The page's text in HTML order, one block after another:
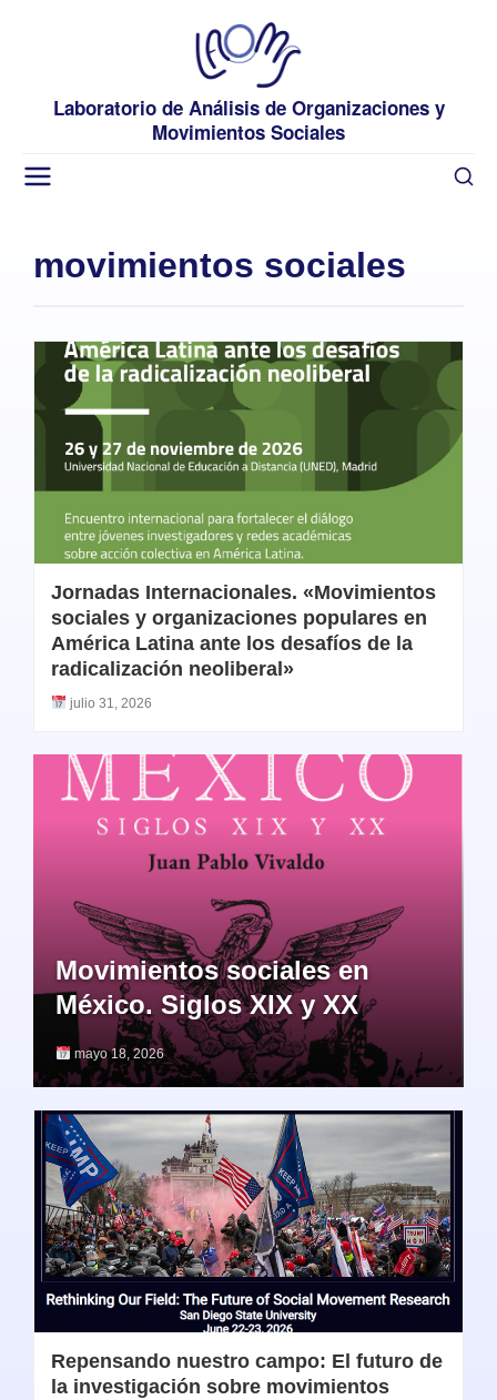
Laboratorio de Análisis de Organizaciones y
Movimientos Sociales
movimientos sociales
Jornadas Internacionales. «Movimientos
sociales y organizaciones populares en
América Latina ante los desafíos de la
radicalización neoliberal»
julio 31, 2026
Movimientos sociales en
México. Siglos XIX y XX
mayo 18, 2026
Repensando nuestro campo: El futuro de
la investigación sobre movimientos